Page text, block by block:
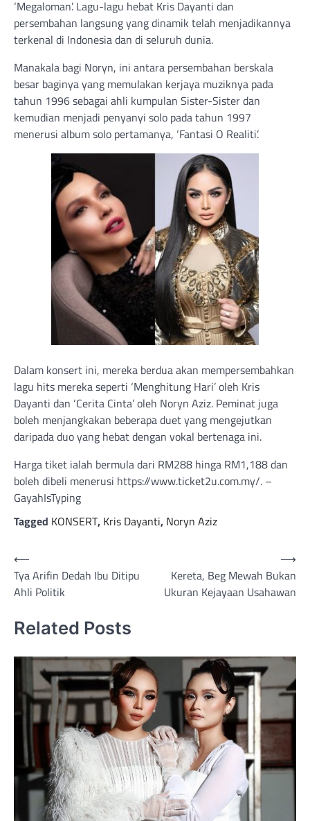
‘Megaloman’. Lagu-lagu hebat Kris Dayanti dan
persembahan langsung yang dinamik telah menjadikannya
terkenal di Indonesia dan di seluruh dunia.
Manakala bagi Noryn, ini antara persembahan berskala
besar baginya yang memulakan kerjaya muziknya pada
tahun 1996 sebagai ahli kumpulan Sister-Sister dan
kemudian menjadi penyanyi solo pada tahun 1997
menerusi album solo pertamanya, ‘Fantasi O Realiti’.
Dalam konsert ini, mereka berdua akan mempersembahkan
lagu hits mereka seperti ‘Menghitung Hari’ oleh Kris
Dayanti dan ‘Cerita Cinta’ oleh Noryn Aziz. Peminat juga
boleh menjangkakan beberapa duet yang mengejutkan
daripada duo yang hebat dengan vokal bertenaga ini.
Harga tiket ialah bermula dari RM288 hinga RM1,188 dan
boleh dibeli menerusi https://www.ticket2u.com.my/. –
GayahIsTyping
Tagged KONSERT, Kris Dayanti, Noryn Aziz
Post
navigation
⟵
Tya Arifin Dedah Ibu Ditipu
Ahli Politik
Kereta, Beg Mewah Bukan
Ukuran Kejayaan Usahawan
⟶
Related Posts